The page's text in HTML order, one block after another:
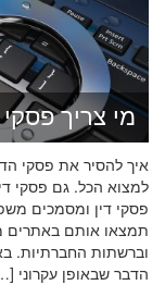
מי צריך פסקי
איך להסיר את פסקי
למצוא הכל. גם פסקי
פסקי דין ומסמכים
תמצאו אותם באתרים
וברשתות החברתיות.
הדבר שבאופן עקרוני […]